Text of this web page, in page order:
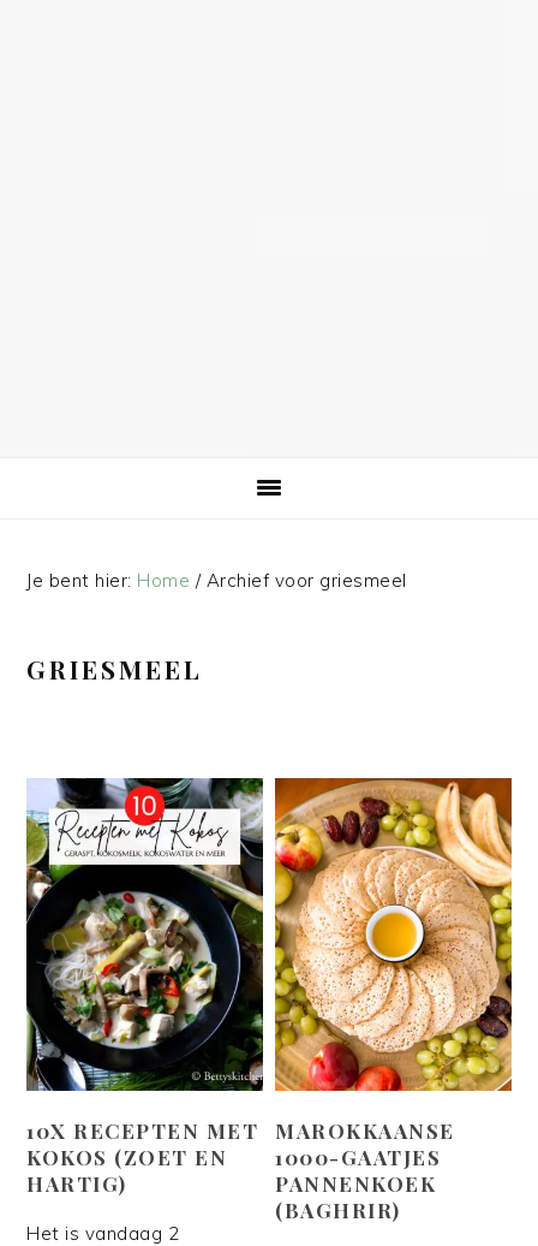
Je bent hier: Home /Archief voor griesmeel
GRIESMEEL
10X RECEPTEN MET
KOKOS (ZOET EN
HARTIG)
Het is vandaag 2
MAROKKAANSE
1000-GAATJES
PANNENKOEK
(BAGHRIR)